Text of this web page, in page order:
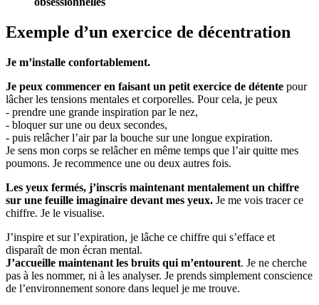
Exemple d’un exercice de décentration
Je m’installe confortablement.
Je peux commencer en faisant un petit exercice de détente pour
lâcher les tensions mentales et corporelles. Pour cela, je peux
- prendre une grande inspiration par le nez,
- bloquer sur une ou deux secondes,
- puis relâcher l’air par la bouche sur une longue expiration.
Je sens mon corps se relâcher en même temps que l’air quitte mes
poumons. Je recommence une ou deux autres fois.
Les yeux fermés, j’inscris maintenant mentalement un chiffre
sur une feuille imaginaire devant mes yeux. Je me vois tracer ce
chiffre. Je le visualise.
J’inspire et sur l’expiration, je lâche ce chiffre qui s’efface et
disparaît de mon écran mental.
J’accueille maintenant les bruits qui m’entourent. Je ne cherche
pas à les nommer, ni à les analyser. Je prends simplement conscience
de l’environnement sonore dans lequel je me trouve.